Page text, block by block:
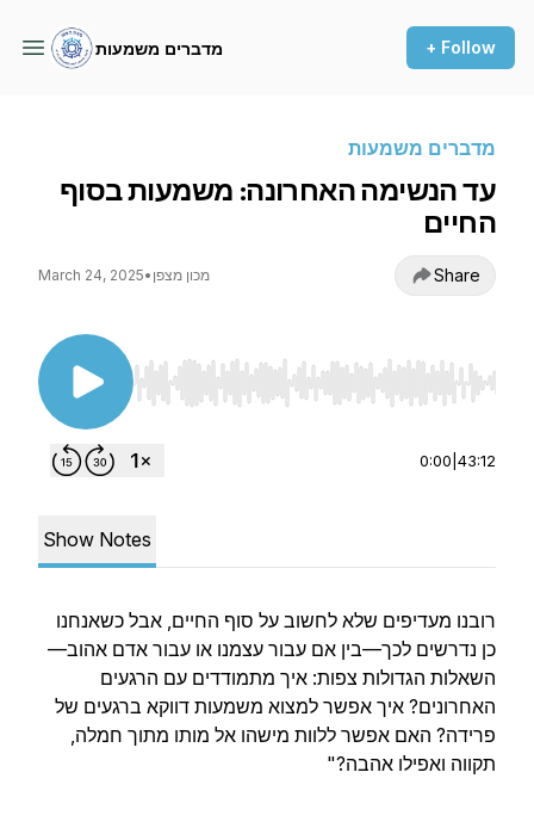
מדברים משמעות + Follow
מדברים משמעות
עד הנשימה האחרונה: משמעות בסוף
החיים
March 24, 2025• מכון מצפן Share
Use Left/Right to seek, Home/End to jump to
0:00 43:12
Show Notes
רובנו מעדיפים שלא לחשוב על סוף החיים, אבל כשאנחנו
כן נדרשים לכך—בין אם עבור עצמנו או עבור אדם אהוב—
השאלות הגדולות צפות: איך מתמודדים עם הרגעים
האחרונים? איך אפשר למצוא משמעות דווקא ברגעים של
פרידה? האם אפשר ללוות מישהו אל מותו מתוך חמלה,
תקווה ואפילו אהבה?"